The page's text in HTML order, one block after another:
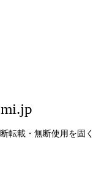
転載・無断使用を固く